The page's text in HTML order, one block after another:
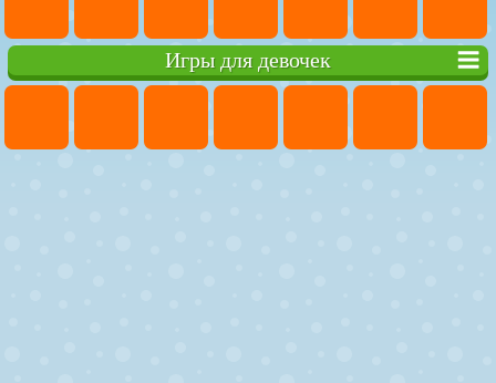
Игры для девочек